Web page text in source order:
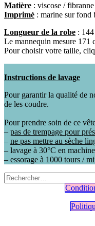
Matière : viscose / fibranne
Imprimé : marine sur fond
Longueur de la robe :
Le mannequin mesure 171
Pour choisir votre taille,
Instructions de lavage
Pour garantir la qualité de
de les coudre.
Pour prendre soin de ce
– pas de trempage pour
– ne pas mettre au sèche
– lavage à 30°C en
– essorage à 1000 tours /